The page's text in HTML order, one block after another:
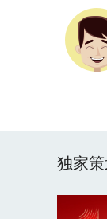
独家策